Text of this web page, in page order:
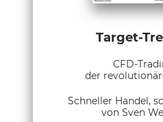
Target-
CFD-
der
Schneller Handel,
von Sven